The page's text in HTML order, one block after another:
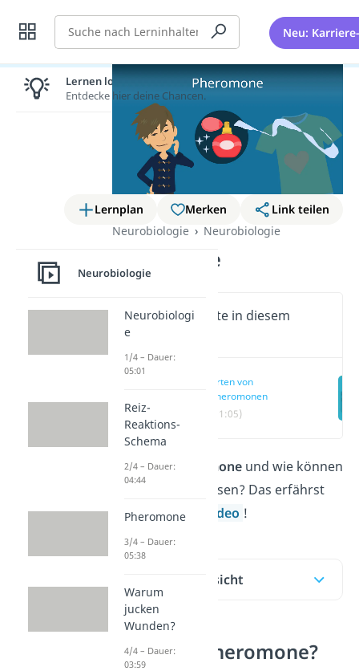
Suche Neu:
Lernplan Merken
Link teilen
Neurobiologie
Neurobiologie
Pheromone
Wichtige Inhalte in diesem
Video
Arten von
Pheromonen
(01:05)
Was sindPheromoneund wie können
sie dich beeinflussen? Das erfährst
du hierund im Video !
Inhaltsübersicht
Was sind Pheromone?
Lernen lohnt sich!
Entdecke hier deine Chancen.
Neurobiologie
Neurobiologi
e
1/4 – Dauer:
05:01
Reiz-
Reaktions-
Schema
2/4 – Dauer:
04:44
Pheromone
3/4 – Dauer:
05:38
Warum
jucken
Wunden?
4/4 – Dauer:
03:59